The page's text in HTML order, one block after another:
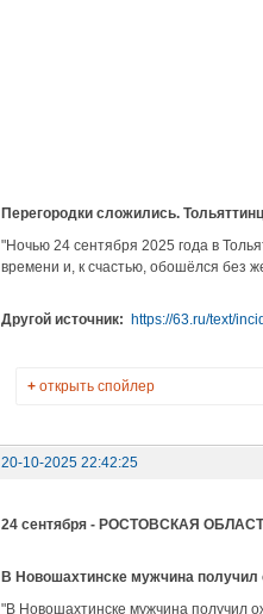
Перегородки сложились.
"Ночью 24 сентября 2025 года в
времени и, к счастью, обошёлся без
Другой источник: https://63.ru/text/
+ открыть спойлер
20-10-2025 22:42:25
24 сентября - РОСТОВСКАЯ
В Новошахтинске мужчина получил
"В Новошахтинске мужчина получил